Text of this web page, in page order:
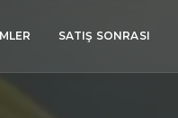
SATIŞ SONRASI